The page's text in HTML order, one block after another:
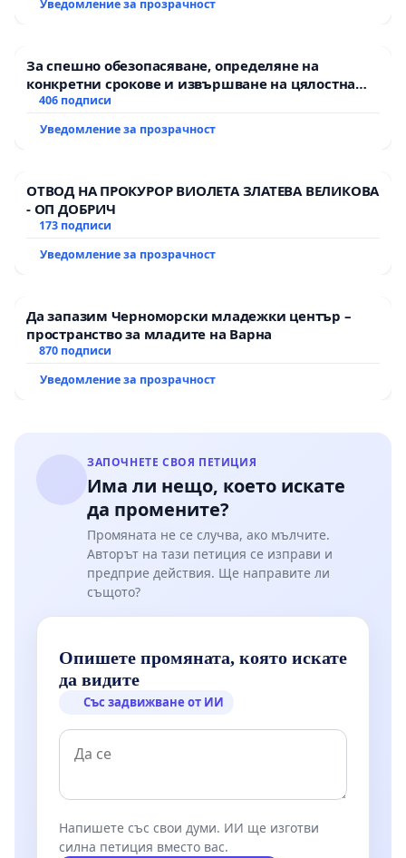
Уведомление за прозрачност
За спешно обезопасяване, определяне на
конкретни срокове и извършване на цялостна
рехабилитация на републиканския път между
Мирово - к.к. Момин проход
406 подписи
Уведомление за прозрачност
ОТВОД НА ПРОКУРОР ВИОЛЕТА ЗЛАТЕВА ВЕЛИКОВА
- ОП ДОБРИЧ
173 подписи
Уведомление за прозрачност
Да запазим Черноморски младежки център –
пространство за младите на Варна
870 подписи
Уведомление за прозрачност
ЗАПОЧНЕТЕ СВОЯ ПЕТИЦИЯ
Има ли нещо, което искате
да промените?
Промяната не се случва, ако мълчите.
Авторът на тази петиция се изправи и
предприе действия. Ще направите ли
същото?
Опишете промяната, която искате
да видите
Със задвижване от ИИ
Напишете със свои думи. ИИ ще изготви
силна петиция вместо вас.